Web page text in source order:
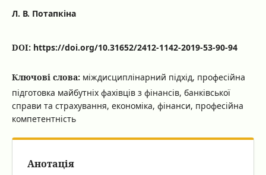
Л. В. Потапкіна
DOI: https://doi.org/10.31652/2412-1142-2019-53-90-94
Ключові слова: міждисциплінарний підхід, професійна
підготовка майбутніх фахівців з фінансів, банківської
справи та страхування, економіка, фінанси, професійна
компетентність
Анотація